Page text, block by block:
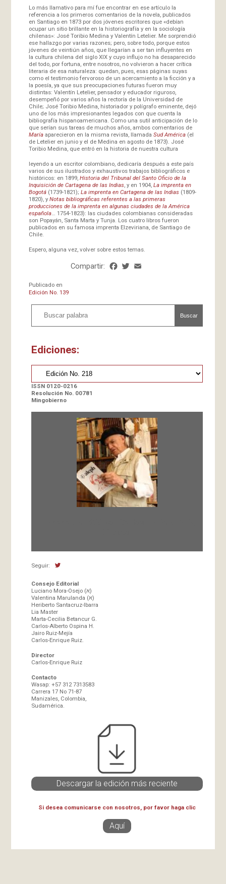
Lo más llamativo para mí fue encontrar en ese artículo la
referencia a los primeros comentarios de la novela, publicados
en Santiago en 1873 por dos jóvenes escritores que «debían
ocupar un sitio brillante en la historiografía y en la sociología
chilenas»: José Toribio Medina y Valentín Letelier. Me sorprendió
ese hallazgo por varias razones; pero, sobre todo, porque estos
jóvenes de veintiún años, que llegarían a ser tan influyentes en
la cultura chilena del siglo XIX y cuyo influjo no ha desaparecido
del todo, por fortuna, entre nosotros, no volvieron a hacer crítica
literaria de esa naturaleza: quedan, pues, esas páginas suyas
como el testimonio fervoroso de un acercamiento a la ficción y a
la poesía, ya que sus preocupaciones futuras fueron muy
distintas: Valentín Letelier, pensador y educador riguroso,
desempeñó por varios años la rectoría de la Universidad de
Chile; José Toribio Medina, historiador y polígrafo eminente, dejó
uno de los más impresionantes legados con que cuenta la
bibliografía hispanoamericana. Como una sutil anticipación de lo
que serían sus tareas de muchos años, ambos comentarios de
María aparecieron en la misma revista, llamada Sud América(el
de Letelier en junio y el de Medina en agosto de 1873). José
Toribio Medina, que entró en la historia de nuestra cultura
leyendo a un escritor colombiano, dedicaría después a este país
varios de sus ilustrados y exhaustivos trabajos bibliográficos e
históricos: en 1899, Historia del Tribunal del Santo Oficio de la
Inquisición de Cartagena de las Indias, y en 1904, La imprenta en
Bogotá(1739-1821); La imprenta en Cartagena de las Indias(1809-
1820), y Notas bibliográficas referentes a las primeras
producciones de la imprenta en algunas ciudades de la América
española… 1754-1823): las ciudades colombianas consideradas
son Popayán, Santa Marta y Tunja. Los cuatro libros fueron
publicados en su famosa imprenta Elzeviriana, de Santiago de
Chile.
Espero, alguna vez, volver sobre estos temas.
Compartir: Facebook
Twitter
Publicado en
Edición No. 139
Buscar
Ediciones:
ISSN 0120-0216
Resolución No. 00781
Mingobierno
Seguir:
Consejo Editorial
Luciano Mora-Osejo (א)
Valentina Marulanda (א)
Heriberto Santacruz-Ibarra
Lia Master
Marta-Cecilia Betancur G.
Carlos-Alberto Ospina H.
Jairo Ruiz-Mejía
Carlos-Enrique Ruiz.
Director
Carlos-Enrique Ruiz
Contacto
Wasap: +57 312 7313583
Carrera 17 No 71-87
Manizales, Colombia,
Sudamérica.
Descargar la edición más reciente
Si desea comunicarse con nosotros, por favor haga clic
Aquí